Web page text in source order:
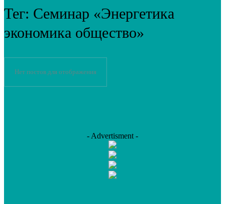
Тег: Семинар «Энергетика
экономика общество»
Нет постов для отображения
- Advertisment -